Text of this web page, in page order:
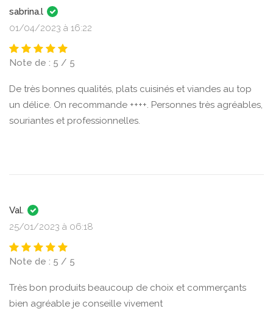
sabrina.l
01/04/2023 à 16:22
Note de : 5 / 5
De très bonnes qualités, plats cuisinés et viandes au top
un délice. On recommande ++++. Personnes très agréables,
souriantes et professionnelles.
Val.
25/01/2023 à 06:18
Note de : 5 / 5
Très bon produits beaucoup de choix et commerçants
bien agréable je conseille vivement